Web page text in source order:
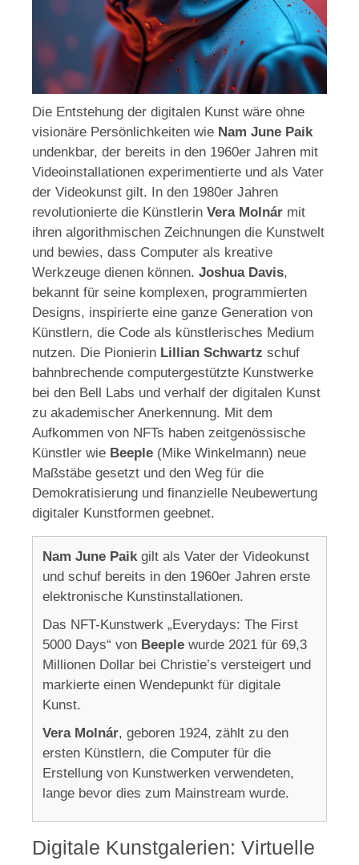
Die Entstehung der digitalen Kunst wäre ohne
visionäre Persönlichkeiten wie Nam June Paik
undenkbar, der bereits in den 1960er Jahren mit
Videoinstallationen experimentierte und als Vater
der Videokunst gilt. In den 1980er Jahren
revolutionierte die Künstlerin Vera Molnár mit
ihren algorithmischen Zeichnungen die Kunstwelt
und bewies, dass Computer als kreative
Werkzeuge dienen können. Joshua Davis,
bekannt für seine komplexen, programmierten
Designs, inspirierte eine ganze Generation von
Künstlern, die Code als künstlerisches Medium
nutzen. Die Pionierin Lillian Schwartz schuf
bahnbrechende computergestützte Kunstwerke
bei den Bell Labs und verhalf der digitalen Kunst
zu akademischer Anerkennung. Mit dem
Aufkommen von NFTs haben zeitgenössische
Künstler wie Beeple (Mike Winkelmann) neue
Maßstäbe gesetzt und den Weg für die
Demokratisierung und finanzielle Neubewertung
digitaler Kunstformen geebnet.
Nam June Paikgilt als Vater der Videokunst
und schuf bereits in den 1960er Jahren erste
elektronische Kunstinstallationen.
Das NFT-Kunstwerk „Everydays: The First
5000 Days“ von Beeple wurde 2021 für 69,3
Millionen Dollar bei Christie’s versteigert und
markierte einen Wendepunkt für digitale
Kunst.
Vera Molnár, geboren 1924, zählt zu den
ersten Künstlern, die Computer für die
Erstellung von Kunstwerken verwendeten,
lange bevor dies zum Mainstream wurde.
Digitale Kunstgalerien: Virtuelle